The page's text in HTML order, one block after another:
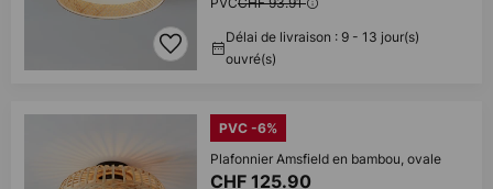
Délai de livraison : 9 - 13 jour(s)
ouvré(s)
PVC -6%
Plafonnier Amsfield en bambou, ovale
CHF 125.90